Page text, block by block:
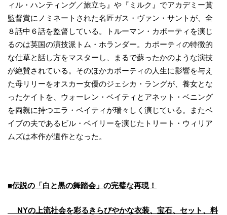
ィル・ハンティング／旅立ち』や『ミルク』でアカデミー賞
監督賞にノミネートされた名匠ガス・ヴァン・サントが、全
８話中６話を監督している。トルーマン・カポーティを演じ
るのは英国の演技派トム・ホランダー。カポーティの特徴的
な仕草と話し方をマスターし、まるで蘇ったかのような演技
が絶賛されている。そのほかカポーティの人生に影響を与え
た母リリーをオスカー女優のジェシカ・ラングが、養女とな
ったケイトを、ウォーレン・ベイティとアネット・ベニング
を両親に持つエラ・ベイティが瑞々しく演じている。またベ
イブの夫であるビル・ベイリーを演じたトリート・ウィリア
ムズは本作が遺作となった。
■伝説の「白と黒の舞踏会」の完璧な再現！
NYの上流社会を彩るきらびやかな衣装、宝石、セット、料